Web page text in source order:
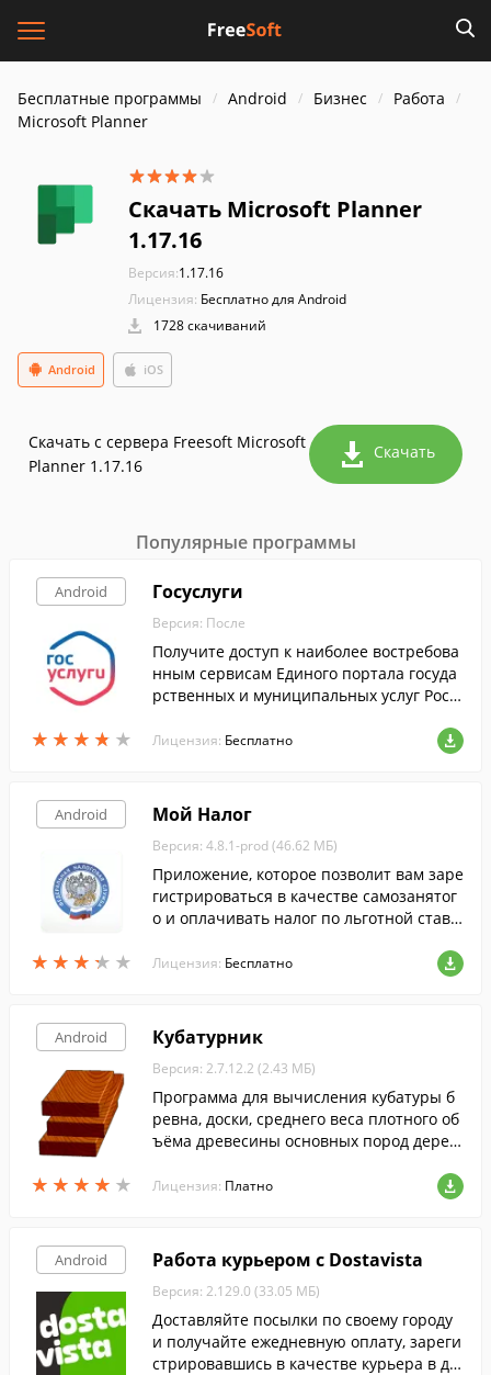
Бесплатные программы Android Бизнес
Работа
Microsoft Planner
Скачать Microsoft Planner
1.17.16
Версия:1.17.16
Лицензия: Бесплатно для Android
1728 скачиваний
iOS
Android
Скачать с сервера Freesoft Microsoft
Planner 1.17.16
Скачать
Популярные программы
Android
★ ★ ★ ★ ★
★ ★ ★ ★ ★
Госуслуги
Версия: После
Получите доступ к наиболее востребова
нным сервисам Единого портала госуда
рственных и муниципальных услуг Росс
или планшета.
Лицензия: Бесплатно
Android
★ ★ ★ ★ ★
★ ★ ★ ★ ★
Мой Налог
Версия: 4.8.1-prod (46.62 МБ)
Приложение, которое позволит вам заре
гистрироваться в качестве самозанятог
о и оплачивать налог по льготной ставк
Лицензия: Бесплатно
Android
★ ★ ★ ★ ★
★ ★ ★ ★ ★
Кубатурник
Версия: 2.7.12.2 (2.43 МБ)
Программа для вычисления кубатуры б
ревна, доски, среднего веса плотного об
ъёма древесины основных пород дерев
Лицензия: Платно
Android Работа курьером с Dostavista
Версия: 2.129.0 (33.05 МБ)
Доставляйте посылки по своему городу
и получайте ежедневную оплату, зареги
стрировавшись в качестве курьера в да